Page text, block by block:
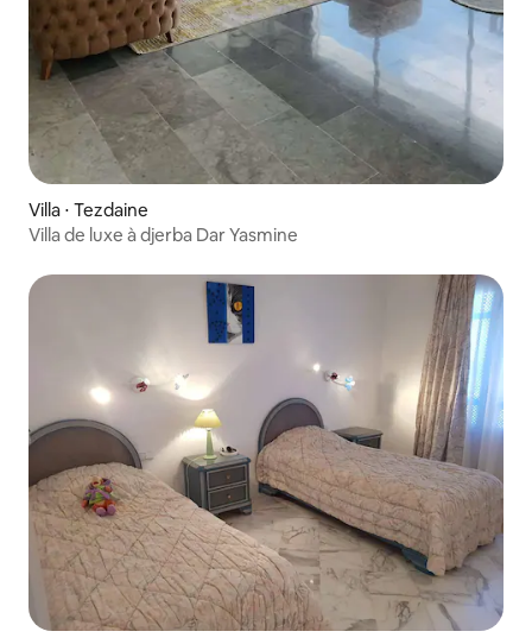
Villa ⋅ Tezdaine
Villa de luxe à djerba Dar Yasmine